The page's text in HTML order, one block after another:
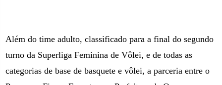
Além do time adulto, classificado para a final do segundo
turno da Superliga Feminina de Vôlei, e de todas as
categorias de base de basquete e vôlei, a parceria entre o